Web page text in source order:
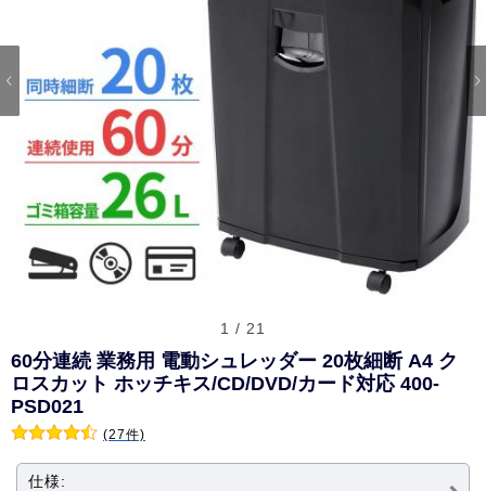
1 / 21
60分連続 業務用 電動シュレッダー 20枚細断 A4 ク
ロスカット ホッチキス/CD/DVD/カード対応 400-
PSD021
(27件)
仕様: